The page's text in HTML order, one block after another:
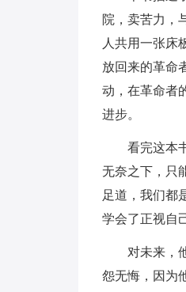
院，卖苦力，
人共用一张床
放回来的革命
动，在革命者
进步。
看完这本
无奈之下，只
足道，我们都
学会了正视自
对未来，
怨无悔，因为